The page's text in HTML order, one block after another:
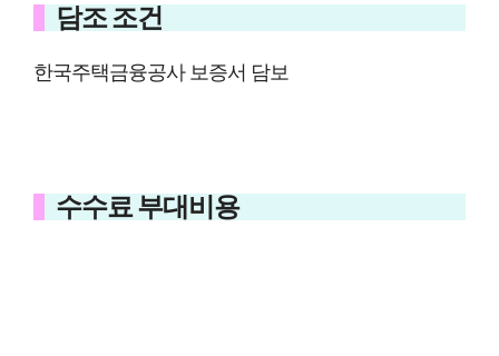
담조 조건
한국주택금융공사 보증서 담보
수수료 부대비용